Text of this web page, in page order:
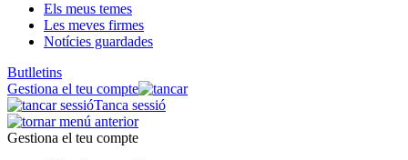
Els meus temes
Les meves firmes
Notícies guardades
Butlletins
Gestiona el teu compte
Tanca sessió
Gestiona el teu compte